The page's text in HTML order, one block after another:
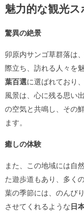
魅力的な観光ス
驚異の絶景
卯原内サンゴ草群落は
際立ち、訪れる人々を
葉百選に選ばれており
風景は、心に残る思い
の空気と共鳴し、その
ます。
癒しの体験
また、この地域には自
た遊歩道もあり、多く
葉の季節には、のんび
させてくれるような日